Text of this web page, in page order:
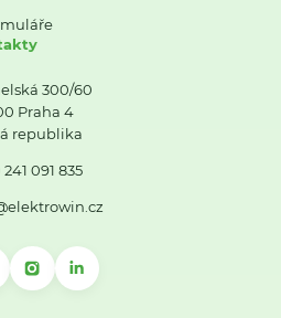
300/60
Praha 4
republika
091 835